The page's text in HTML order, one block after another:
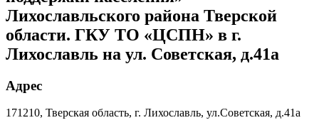
Лихославльского района Тверской
области. ГКУ ТО «ЦСПН» в г.
Лихославль на ул. Советская, д.41а
Адрес
171210, Тверская область, г. Лихославль, ул.Советская, д.41а